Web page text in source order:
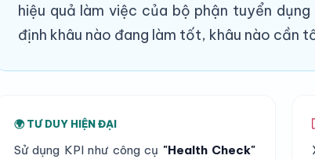
hiệu quả làm việc của bộ phận tuyển
định khâu nào đang làm tốt, khâu nào cần
🌍 TƯ DUY HIỆN ĐẠI
Sử dụng KPI như công cụ "Health Check"